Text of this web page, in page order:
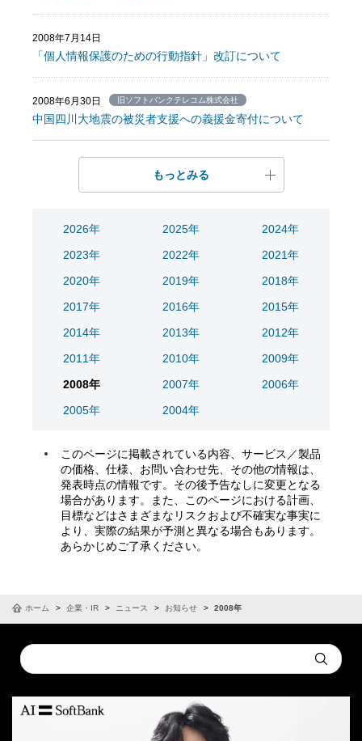
2008年7月14日
「個人情報保護のための行動指針」改訂について
2008年6月30日 旧ソフトバンクテレコム株式会社
中国四川大地震の被災者支援への義援金寄付について
もっとみる
2026年 2025年
2024年
2023年
2022年
2021年
2020年
2019年
2018年
2017年
2016年
2015年
2014年
2013年
2012年
2011年
2010年
2009年
2008年
2007年
2006年
2005年
2004年
このページに掲載されている内容、サービス／製品
の価格、仕様、お問い合わせ先、その他の情報は、
発表時点の情報です。その後予告なしに変更となる
場合があります。また、このページにおける計画、
目標などはさまざまなリスクおよび不確実な事実に
より、実際の結果が予測と異なる場合もあります。
あらかじめご了承ください。
ホーム 企業・IR ニュース お知らせ 2008年
Conduct
a
Submit